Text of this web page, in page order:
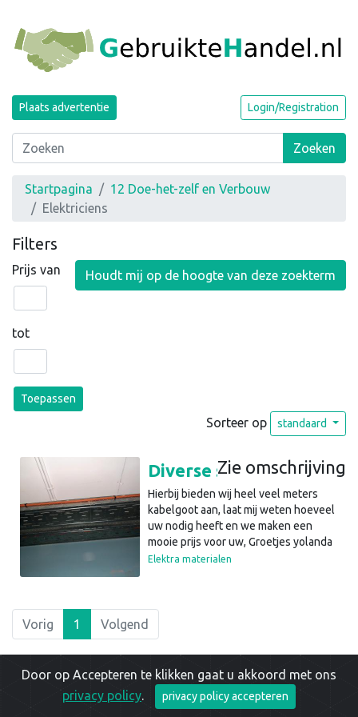
Plaats advertentie Login/Registration
Zoeken
Startpagina
12 Doe-het-zelf en Verbouw
Elektriciens
Filters
Houdt mij op de hoogte van deze zoekterm
Prijs van
tot
Toepassen
Sorteer op standaard
Diverse soorten 2de hands kabelgoot
Zie omschrijving
Hierbij bieden wij heel veel meters
kabelgoot aan, laat mij weten hoeveel
uw nodig heeft en we maken een
mooie prijs voor uw, Groetjes yolanda
Elektra materialen
Vorig 1 Volgend
Copyright © 2026 |Privacy Policy
Door op Accepteren te klikken gaat u akkoord met ons
privacy policy. privacy policy accepteren